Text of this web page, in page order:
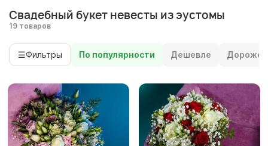
Свадебный букет невесты из эустомы
19 товаров
☰Фильтры По популярности Дешевле Дороже